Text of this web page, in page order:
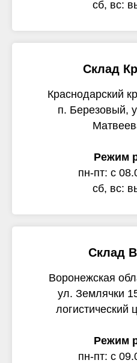
сб, вс:
Склад
Краснодарский
п. Березовый,
Режим
пн-пт: с
сб, вс:
Склад
Воронежская
ул. Землячки
логистический
Режим
пн-пт: с